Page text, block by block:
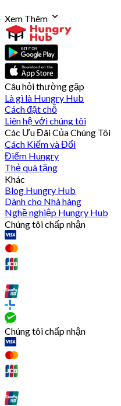
Xem Thêm
Câu hỏi thường gặp
Là gì là Hungry Hub
Cách đặt chỗ
Liên hệ với chúng tôi
Các Ưu Đãi Của Chúng Tôi
Cách Kiếm và Đổi
Điểm Hungry
Thẻ quà tặng
Khác
Blog Hungry Hub
Dành cho Nhà hàng
Nghề nghiệp Hungry Hub
Chúng tôi chấp nhận
Chúng tôi chấp nhận